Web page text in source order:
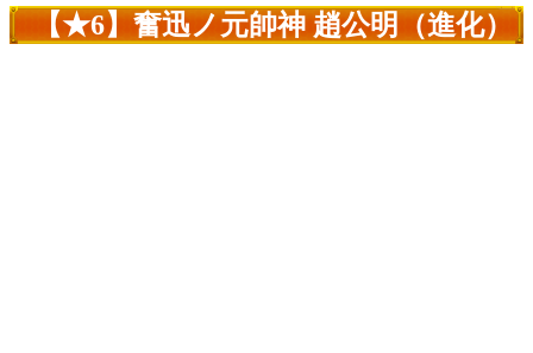
【★6】奮迅ノ元帥神 趙公明（進化）